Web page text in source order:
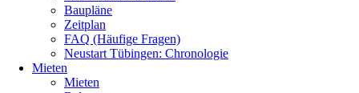
Baupläne
Zeitplan
FAQ (Häufige Fragen)
Neustart Tübingen: Chronologie
Mieten
Mieten